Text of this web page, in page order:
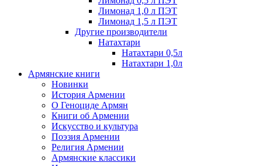
Лимонад 1,0 л ПЭТ
Лимонад 1,5 л ПЭТ
Другие производители
Натахтари
Натахтари 0,5л
Натахтари 1,0л
Армянские книги
Новинки
История Армении
О Геноциде Армян
Книги об Армении
Иcкусство и культура
Поэзия Армении
Религия Армении
Армянские классики